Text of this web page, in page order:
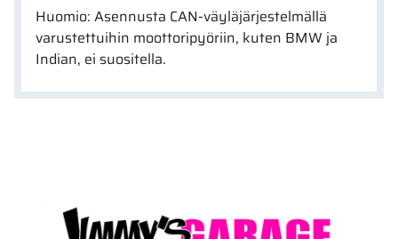
Huomio: Asennusta CAN-väyläjärjestelmällä
varustettuihin moottoripyöriin, kuten BMW ja
Indian, ei suositella.